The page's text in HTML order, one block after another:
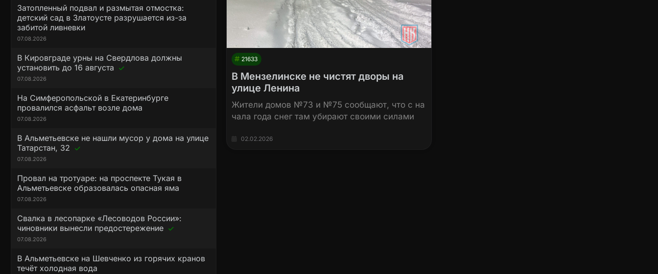
Затопленный подвал и размытая отмостка:
детский сад в Златоусте разрушается из-за
забитой ливневки
07.08.2026
В Кировграде урны на Свердлова должны
установить до 16 августа
07.08.2026
На Симферопольской в Екатеринбурге
провалился асфальт возле дома
07.08.2026
В Альметьевске не нашли мусор у дома на улице
Татарстан, 32
07.08.2026
Провал на тротуаре: на проспекте Тукая в
Альметьевске образовалась опасная яма
07.08.2026
Свалка в лесопарке «Лесоводов России»:
чиновники вынесли предостережение
07.08.2026
В Альметьевске на Шевченко из горячих кранов
течёт холодная вода
21633
В Мензелинске не чистят дворы на
улице Ленина
Жители домов №73 и №75 сообщают, что с на
чала года снег там убирают своими силами
02.02.2026